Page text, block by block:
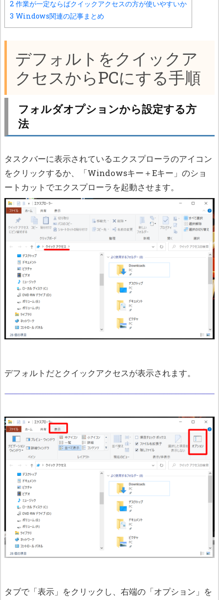
2 作業が一定ならばクイックアクセスの方が使いやすいか
3 Windows関連の記事まとめ
デフォルトをクイックア
クセスからPCにする手順
フォルダオプションから設定する方
法
タスクバーに表示されているエクスプローラのアイコン
をクリックするか、「Windowsキー＋Eキー」のショ
ートカットでエクスプローラを起動させます。
デフォルトだとクイックアクセスが表示されます。
タブで「表示」をクリックし、右端の「オプション」を